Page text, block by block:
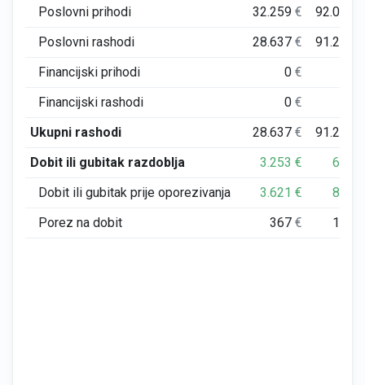
Poslovni prihodi 32.259€ 92.017
Poslovni rashodi
28.637€ 91.205
Financijski prihodi
0€
Financijski rashodi
0€
Ukupni rashodi
28.637€ 91.205
Dobit ili gubitak razdoblja
3.253€ 650
Dobit ili gubitak prije oporezivanja
3.621€ 812
Porez na dobit
367€ 162